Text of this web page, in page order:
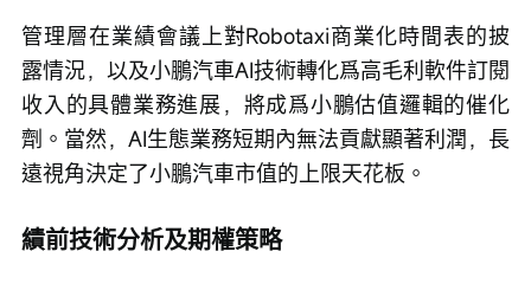
管理層在業績會議上對Robotaxi商業化時間表的披
露情況，以及小鵬汽車AI技術轉化爲高毛利軟件訂閱
收入的具體業務進展，將成爲小鵬估值邏輯的催化
劑。當然，AI生態業務短期內無法貢獻顯著利潤，長
遠視角決定了小鵬汽車市值的上限天花板。
績前技術分析及期權策略